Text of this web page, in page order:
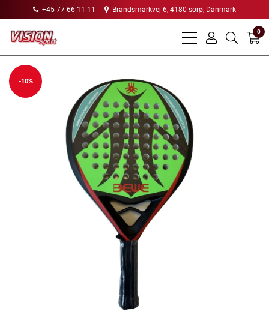
+45 77 66 11 11 Brandsmarkvej 6, 4180 sorø, Danmark
bars
user
search
0
-10%